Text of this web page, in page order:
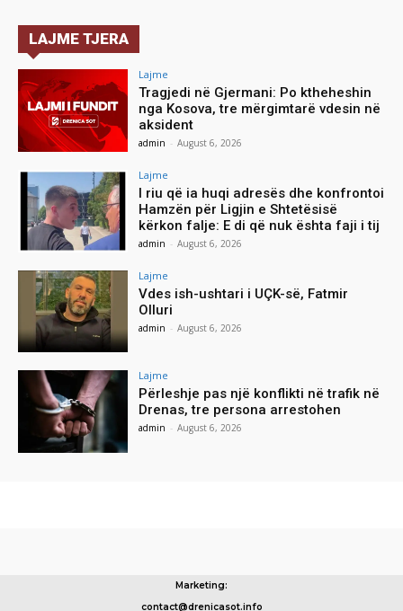
LAJME TJERA
Lajme
Tragjedi në Gjermani: Po ktheheshin
nga Kosova, tre mërgimtarë vdesin në
aksident
admin - August 6, 2026
Lajme
I riu që ia huqi adresës dhe konfrontoi
Hamzën për Ligjin e Shtetësisë
kërkon falje: E di që nuk ështa faji i tij
admin - August 6, 2026
Lajme
Vdes ish-ushtari i UÇK-së, Fatmir
Olluri
admin - August 6, 2026
Lajme
Përleshje pas një konflikti në trafik në
Drenas, tre persona arrestohen
admin - August 6, 2026
Marketing:
contact@drenicasot.info